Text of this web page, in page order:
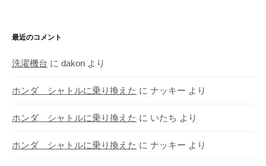
最近のコメント
洗濯機台 に dakon より
ホンダ シャトルに乗り換えた に ナッキー より
ホンダ シャトルに乗り換えた に いたち より
ホンダ シャトルに乗り換えた に ナッキー より